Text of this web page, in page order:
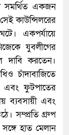
সমর্থিত একজন
কাউন্সিলরের
একপর্যায়ে
যুবলীগের
দাবি করতেন।
চাঁদাবাজিতে
এবং ফুটপাতের
ব্যবসায়ী এবং
সম্প্রতি গ্রুপ
হাত মেলান